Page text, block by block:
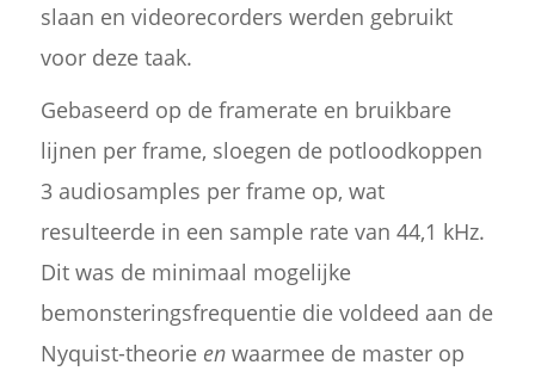
slaan en videorecorders werden gebruikt
voor deze taak.
Gebaseerd op de framerate en bruikbare
lijnen per frame, sloegen de potloodkoppen
3 audiosamples per frame op, wat
resulteerde in een sample rate van 44,1 kHz.
Dit was de minimaal mogelijke
bemonsteringsfrequentie die voldeed aan de
Nyquist-theorie enwaarmee de master op